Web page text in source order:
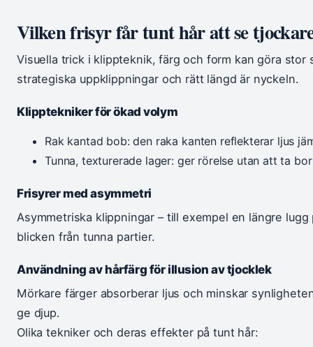
Vilken frisyr får tunt hår att se
Visuella trick i klippteknik, färg och form kan göra stor
strategiska uppklippningar och rätt längd är nyckeln.
Klipptekniker för ökad volym
Rak kantad bob: den raka kanten reflekterar ljus
Tunna, texturerade lager: ger rörelse utan att ta
Frisyrer med asymmetri
Asymmetriska klippningar – till exempel en längre
blicken från tunna partier.
Användning av hårfärg för illusion av tjocklek
Mörkare färger absorberar ljus och minskar
ge djup.
Olika tekniker och deras effekter på tunt hår: